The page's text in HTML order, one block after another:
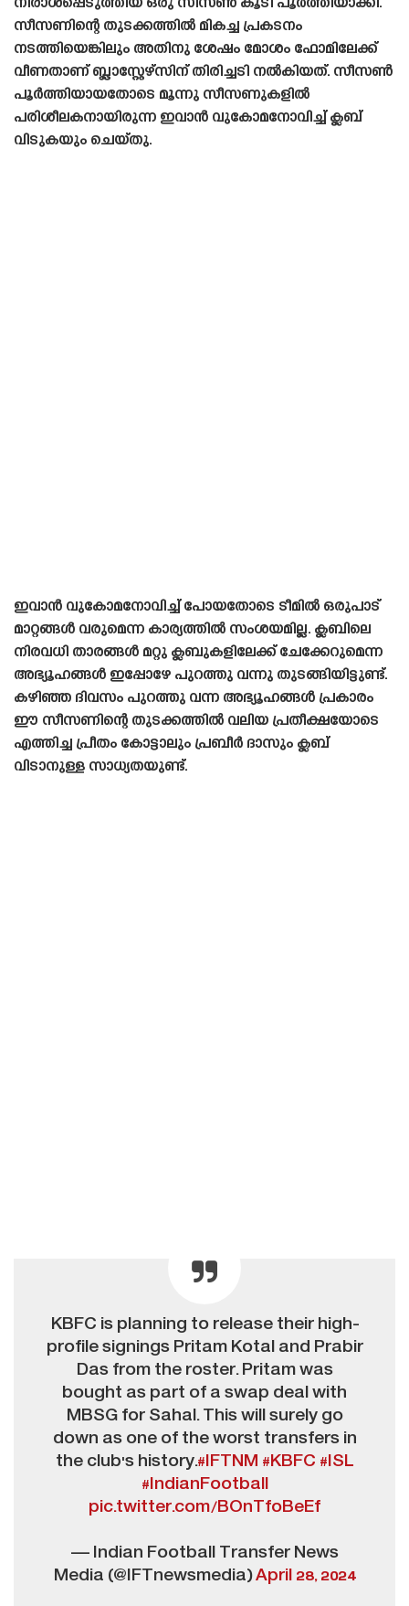
നിരാശപ്പെടുത്തിയ ഒരു സീസൺ കൂടി പൂർത്തിയാക്കി.
സീസണിന്റെ തുടക്കത്തിൽ മികച്ച പ്രകടനം
നടത്തിയെങ്കിലും അതിനു ശേഷം മോശം ഫോമിലേക്ക്
വീണതാണ് ബ്ലാസ്റ്റേഴ്‌സിന് തിരിച്ചടി നൽകിയത്. സീസൺ
പൂർത്തിയായതോടെ മൂന്നു സീസണുകളിൽ
പരിശീലകനായിരുന്ന ഇവാൻ വുകോമനോവിച്ച് ക്ലബ്
വിടുകയും ചെയ്‌തു.
ഇവാൻ വുകോമനോവിച്ച് പോയതോടെ ടീമിൽ ഒരുപാട്
മാറ്റങ്ങൾ വരുമെന്ന കാര്യത്തിൽ സംശയമില്ല. ക്ലബിലെ
നിരവധി താരങ്ങൾ മറ്റു ക്ലബുകളിലേക്ക് ചേക്കേറുമെന്ന
അഭ്യൂഹങ്ങൾ ഇപ്പോഴേ പുറത്തു വന്നു തുടങ്ങിയിട്ടുണ്ട്.
കഴിഞ്ഞ ദിവസം പുറത്തു വന്ന അഭ്യൂഹങ്ങൾ പ്രകാരം
ഈ സീസണിന്റെ തുടക്കത്തിൽ വലിയ പ്രതീക്ഷയോടെ
എത്തിച്ച പ്രീതം കോട്ടാലും പ്രബീർ ദാസും ക്ലബ്
വിടാനുള്ള സാധ്യതയുണ്ട്.
KBFC is planning to release their high-
profile signings Pritam Kotal and Prabir
Das from the roster. Pritam was
bought as part of a swap deal with
MBSG for Sahal. This will surely go
down as one of the worst transfers in
the club's history.#IFTNM #KBFC #ISL
#IndianFootball
pic.twitter.com/BOnTfoBeEf
— Indian Football Transfer News
Media (@IFTnewsmedia)April 28, 2024